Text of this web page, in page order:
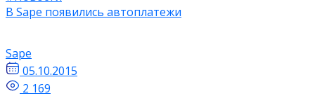
В Sape появились автоплатежи
Sape
05.10.2015
2 169